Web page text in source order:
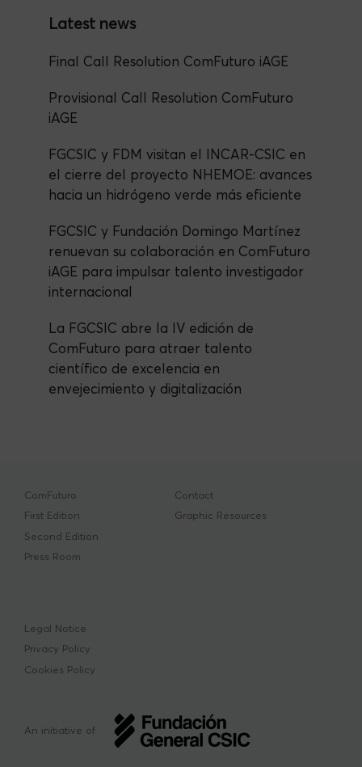
k
Final Call Resolution ComFuturo iAGE
Provisional Call Resolution ComFuturo
iAGE
FGCSIC y FDM visitan el INCAR-CSIC en
el cierre del proyecto NHEMOE: avances
hacia un hidrógeno verde más eficiente
FGCSIC y Fundación Domingo Martínez
renuevan su colaboración en ComFuturo
iAGE para impulsar talento investigador
internacional
La FGCSIC abre la IV edición de
ComFuturo para atraer talento
científico de excelencia en
envejecimiento y digitalización
ComFuturo
First Edition
Second Edition
Press Room
Contact
Graphic Resources
Legal Notice
Privacy Policy
Cookies Policy
An initiative of